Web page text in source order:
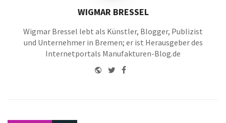
WIGMAR BRESSEL
Wigmar Bressel lebt als Künstler, Blogger, Publizist
und Unternehmer in Bremen; er ist Herausgeber des
Internetportals Manufakturen-Blog.de
WebsiteTwitterFacebook